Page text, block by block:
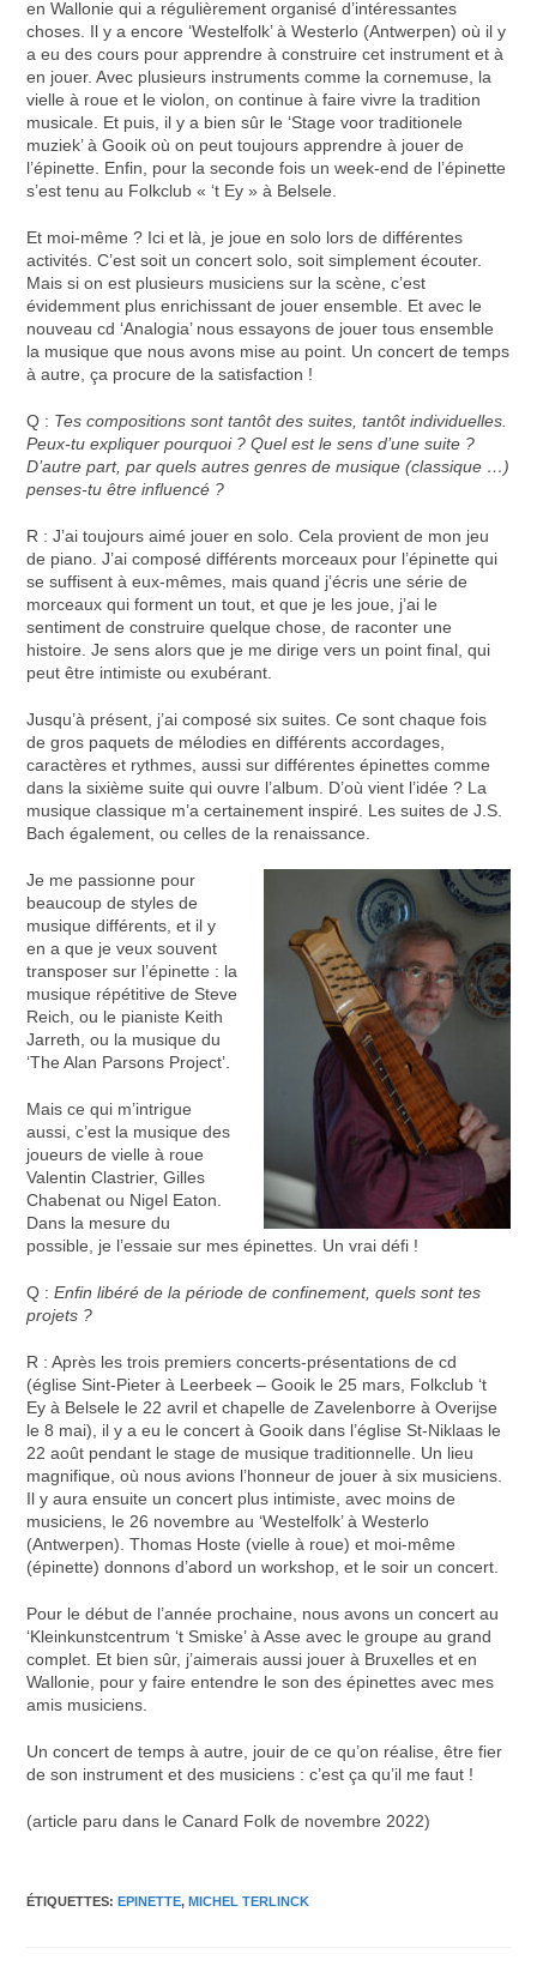
en Wallonie qui a régulièrement organisé d’intéressantes
choses. Il y a encore ‘Westelfolk’ à Westerlo (Antwerpen) où il y
a eu des cours pour apprendre à construire cet instrument et à
en jouer. Avec plusieurs instruments comme la cornemuse, la
vielle à roue et le violon, on continue à faire vivre la tradition
musicale. Et puis, il y a bien sûr le ‘Stage voor traditionele
muziek’ à Gooik où on peut toujours apprendre à jouer de
l’épinette. Enfin, pour la seconde fois un week-end de l’épinette
s’est tenu au Folkclub « ‘t Ey » à Belsele.
Et moi-même ? Ici et là, je joue en solo lors de différentes
activités. C’est soit un concert solo, soit simplement écouter.
Mais si on est plusieurs musiciens sur la scène, c’est
évidemment plus enrichissant de jouer ensemble. Et avec le
nouveau cd ‘Analogia’ nous essayons de jouer tous ensemble
la musique que nous avons mise au point. Un concert de temps
à autre, ça procure de la satisfaction !
Q : Tes compositions sont tantôt des suites, tantôt individuelles.
Peux-tu expliquer pourquoi ? Quel est le sens d’une suite ?
D’autre part, par quels autres genres de musique (classique …)
penses-tu être influencé ?
R : J’ai toujours aimé jouer en solo. Cela provient de mon jeu
de piano. J’ai composé différents morceaux pour l’épinette qui
se suffisent à eux-mêmes, mais quand j’écris une série de
morceaux qui forment un tout, et que je les joue, j’ai le
sentiment de construire quelque chose, de raconter une
histoire. Je sens alors que je me dirige vers un point final, qui
peut être intimiste ou exubérant.
Jusqu’à présent, j’ai composé six suites. Ce sont chaque fois
de gros paquets de mélodies en différents accordages,
caractères et rythmes, aussi sur différentes épinettes comme
dans la sixième suite qui ouvre l’album. D’où vient l’idée ? La
musique classique m’a certainement inspiré. Les suites de J.S.
Bach également, ou celles de la renaissance.
Je me passionne pour
beaucoup de styles de
musique différents, et il y
en a que je veux souvent
transposer sur l’épinette : la
musique répétitive de Steve
Reich, ou le pianiste Keith
Jarreth, ou la musique du
‘The Alan Parsons Project’.
Mais ce qui m’intrigue
aussi, c’est la musique des
joueurs de vielle à roue
Valentin Clastrier, Gilles
Chabenat ou Nigel Eaton.
Dans la mesure du
possible, je l’essaie sur mes épinettes. Un vrai défi !
Q :Enfin libéré de la période de confinement, quels sont tes
projets ?
R : Après les trois premiers concerts-présentations de cd
(église Sint-Pieter à Leerbeek – Gooik le 25 mars, Folkclub ‘t
Ey à Belsele le 22 avril et chapelle de Zavelenborre à Overijse
le 8 mai), il y a eu le concert à Gooik dans l’église St-Niklaas le
22 août pendant le stage de musique traditionnelle. Un lieu
magnifique, où nous avions l’honneur de jouer à six musiciens.
Il y aura ensuite un concert plus intimiste, avec moins de
musiciens, le 26 novembre au ‘Westelfolk’ à Westerlo
(Antwerpen). Thomas Hoste (vielle à roue) et moi-même
(épinette) donnons d’abord un workshop, et le soir un concert.
Pour le début de l’année prochaine, nous avons un concert au
‘Kleinkunstcentrum ‘t Smiske’ à Asse avec le groupe au grand
complet. Et bien sûr, j’aimerais aussi jouer à Bruxelles et en
Wallonie, pour y faire entendre le son des épinettes avec mes
amis musiciens.
Un concert de temps à autre, jouir de ce qu’on réalise, être fier
de son instrument et des musiciens : c’est ça qu’il me faut !
(article paru dans le Canard Folk de novembre 2022)
ÉTIQUETTES:EPINETTE, MICHEL TERLINCK